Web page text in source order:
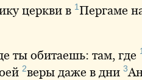
церкви в 1 Пергаме
ты обитаешь: там, где
2веры даже в дни 3